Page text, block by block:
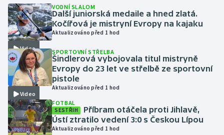
Judo
Krasobruslení
Lezení
Lyže a snowboard
Moderní pětiboj
Video
VODNÍ SLALOM
Další juniorská medaile a hned zlatá.
Kočířová je mistryní Evropy na kajaku
Aktualizováno před 1 hod
Video
SPORTOVNÍ STŘELBA
Šindlerová vybojovala titul mistryně
Evropy do 23 let ve střelbě ze sportovní
pistole
Aktualizováno před 1 hod
FOTBAL
SESTŘIH
Příbram otáčela proti Jihlavě,
Ústí ztratilo vedení 3:0 s Českou Lípou
Aktualizováno před 1 hod